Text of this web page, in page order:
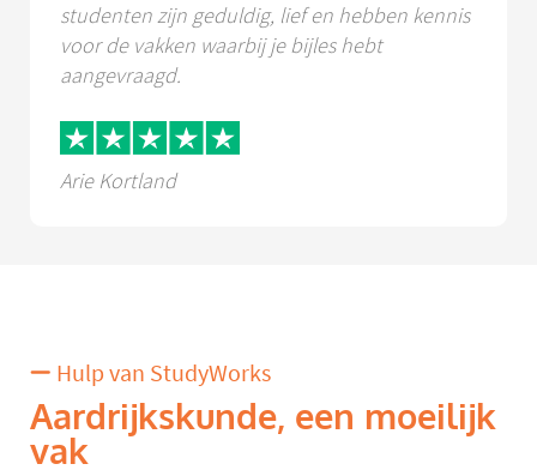
studenten zijn geduldig, lief en hebben kennis
voor de vakken waarbij je bijles hebt
aangevraagd.
Arie Kortland
Hulp van StudyWorks
Aardrijkskunde, een moeilijk
vak